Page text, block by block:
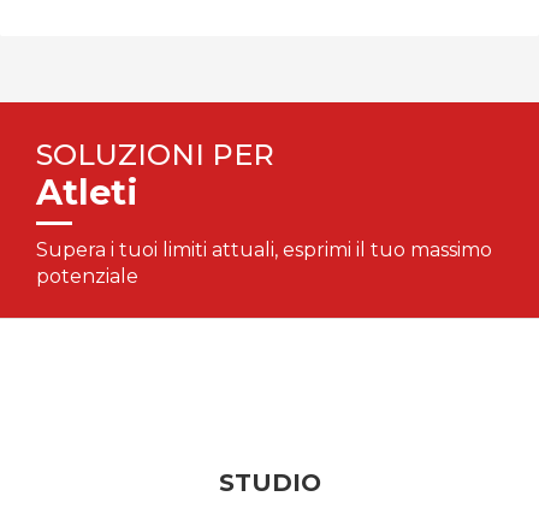
SOLUZIONI PER
Atleti
Supera i tuoi limiti attuali, esprimi il tuo massimo
potenziale
STUDIO